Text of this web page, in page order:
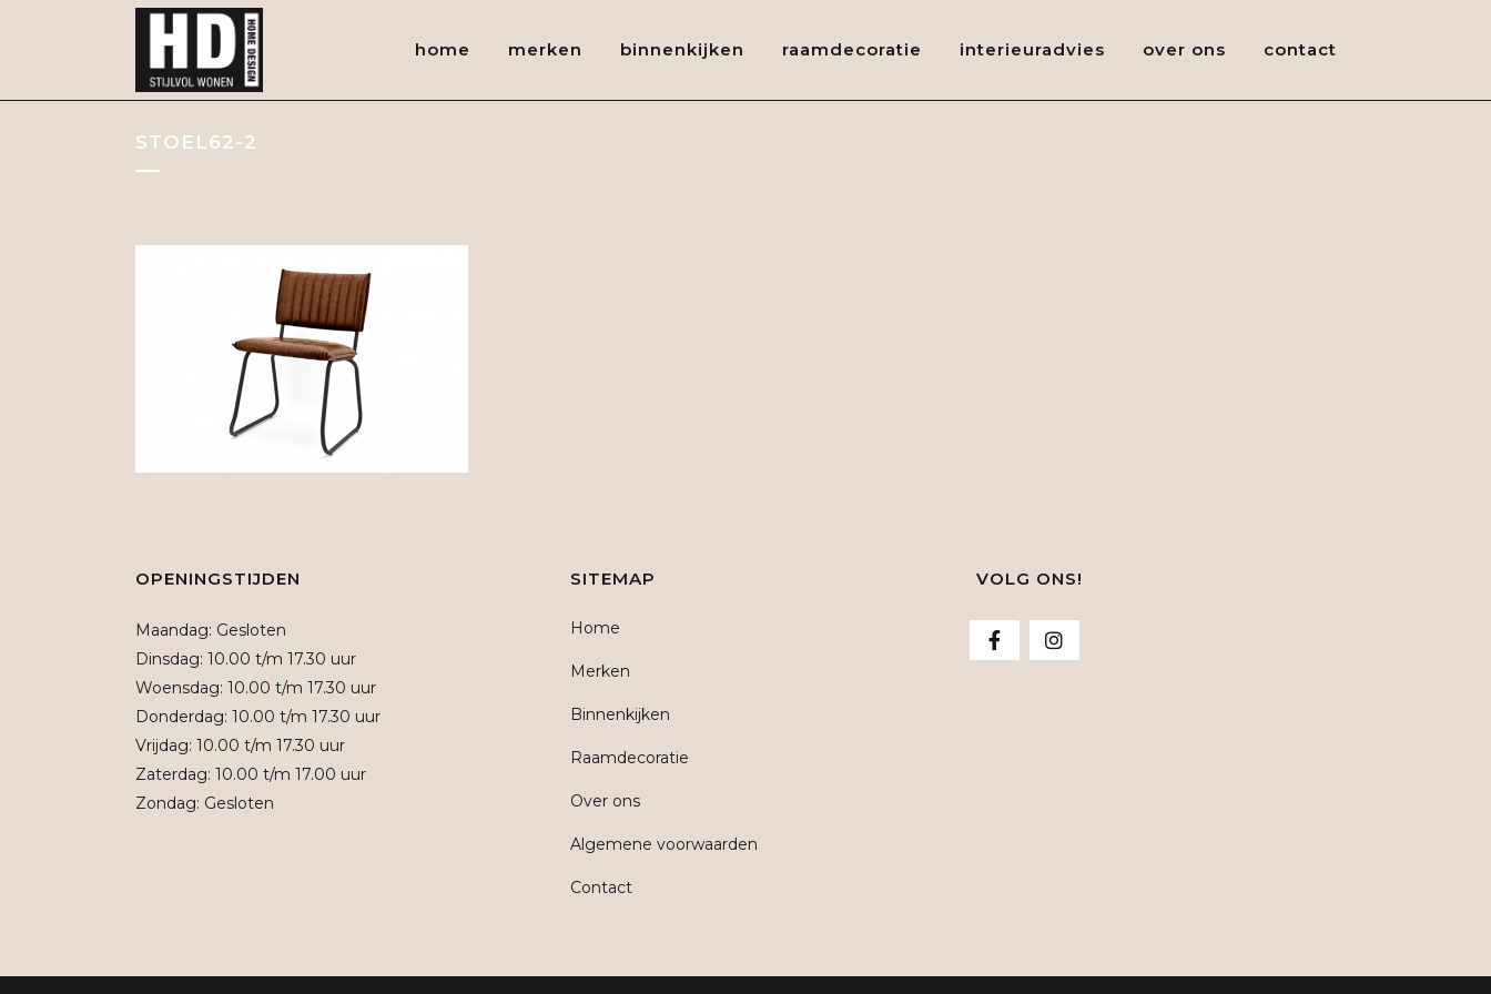
home merken binnenkijken raamdecoratie interieuradvies over ons contact
STOEL62-2
OPENINGSTIJDEN
Maandag: Gesloten
Dinsdag: 10.00 t/m 17.30 uur
Woensdag: 10.00 t/m 17.30 uur
Donderdag: 10.00 t/m 17.30 uur
Vrijdag: 10.00 t/m 17.30 uur
Zaterdag: 10.00 t/m 17.00 uur
Zondag: Gesloten
SITEMAP
Home
Merken
Binnenkijken
Raamdecoratie
Over ons
Algemene voorwaarden
Contact
VOLG ONS!